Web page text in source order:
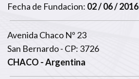
Fecha de Fundacion: 02 / 06 / 2016
Avenida Chaco Nº 23
San Bernardo - CP: 3726
CHACO - Argentina